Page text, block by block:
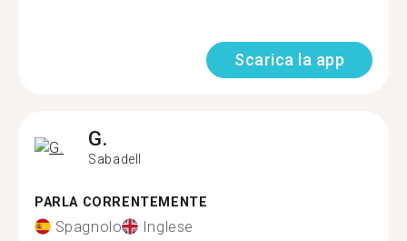
Scarica la app
G.
Sabadell
PARLA CORRENTEMENTE
Spagnolo Inglese